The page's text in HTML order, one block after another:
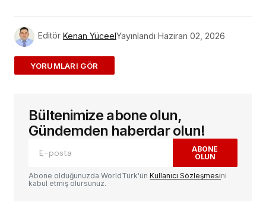
Editör Kenan YüceelYayınlandı Haziran 02, 2026
ADD A COMMENT
E-posta adresiniz yayınlanmayacak.
alanlar*ile işaretlenmişlerdir
Yorum
Bültenimize abone olun,
Gündemden haberdar olun!
ABONE
OLUN
Abone olduğunuzda WorldTürk'ün Kullanıcı Sözleşmesini
kabul etmiş olursunuz.